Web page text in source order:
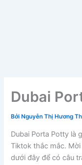
Dubai
Bởi Nguyễn Thị Hương
Dubai Porta Potty là
Tiktok thắc mắc.
dưới đây để có câu